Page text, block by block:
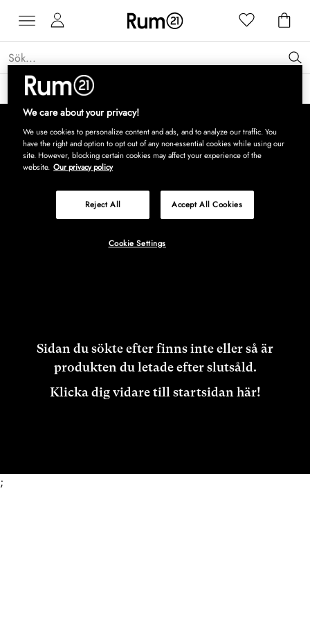
Få 15 % rabatt på Grythyttan Stålmöbler* →
Sidan du sökte efter finns inte eller så är
produkten du letade efter slutsåld.
Klicka dig vidare till startsidan här!
;
We care about your privacy!
We use cookies to personalize content and ads, and to analyze our traffic. You
have the right and option to opt out of any non-essential cookies while using our
site. However, blocking certain cookies may affect your experience of the
website. Our privacy policy
Reject All Accept All Cookies
Cookie Settings